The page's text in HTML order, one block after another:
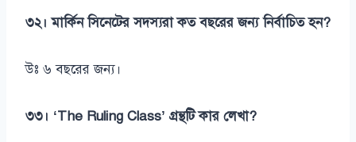
৩২। মার্কিন সিনেটের সদস্যরা কত বছরের জন্য নির্বাচিত হন?
উঃ ৬ বছরের জন্য।
৩৩। ‘The Ruling Class’ গ্রন্থটি কার লেখা?